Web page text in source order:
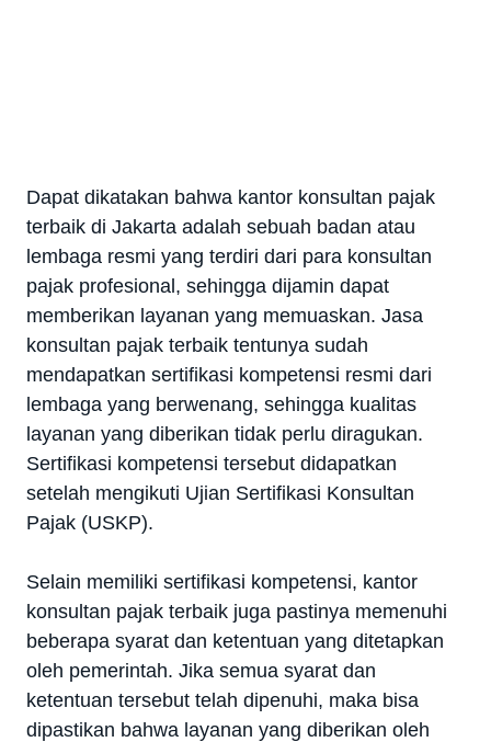
Dapat dikatakan bahwa kantor konsultan pajak
terbaik di Jakarta adalah sebuah badan atau
lembaga resmi yang terdiri dari para konsultan
pajak profesional, sehingga dijamin dapat
memberikan layanan yang memuaskan. Jasa
konsultan pajak terbaik tentunya sudah
mendapatkan sertifikasi kompetensi resmi dari
lembaga yang berwenang, sehingga kualitas
layanan yang diberikan tidak perlu diragukan.
Sertifikasi kompetensi tersebut didapatkan
setelah mengikuti Ujian Sertifikasi Konsultan
Pajak (USKP).
Selain memiliki sertifikasi kompetensi, kantor
konsultan pajak terbaik juga pastinya memenuhi
beberapa syarat dan ketentuan yang ditetapkan
oleh pemerintah. Jika semua syarat dan
ketentuan tersebut telah dipenuhi, maka bisa
dipastikan bahwa layanan yang diberikan oleh